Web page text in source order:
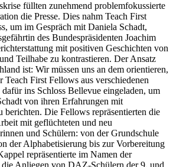
füllten zunehmend problemfokussierte
die Presse. Dies nahm Teach First
um im Gespräch mit Daniela Schadt,
des Bundespräsidenten Joachim
mit positiven Geschichten von
Teilhabe zu kontrastieren. Der Ansatz
ist: Wir müssen uns an dem orientieren,
Teach First Fellows aus verschiedenen
ins Schloss Bellevue eingeladen, um
von ihren Erfahrungen mit
berichten. Die Fellows repräsentierten die
mit geflüchteten und neu
und Schülern: von der Grundschule
der Alphabetisierung bis zur Vorbereitung
repräsentierte im Namen der
Anliegen von DAZ-Schülern der 9. und